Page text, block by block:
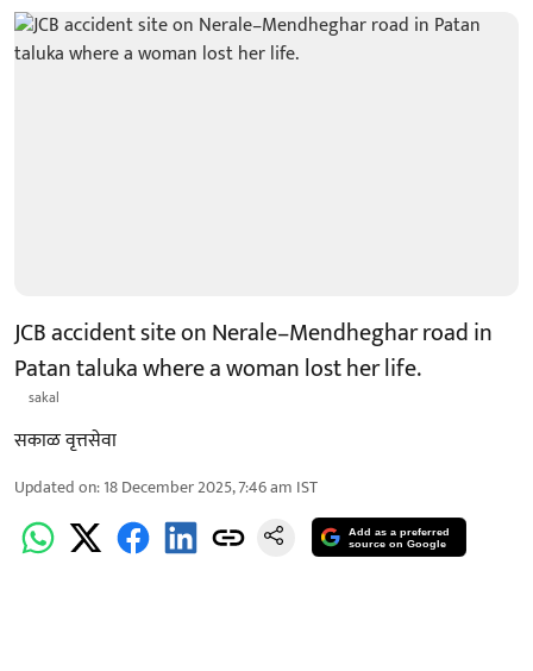
JCB accident site on Nerale–Mendheghar road in
Patan taluka where a woman lost her life.
sakal
सकाळ वृत्तसेवा
Updated on:18 December 2025, 7:46 am IST
Add as a preferred
source on Google